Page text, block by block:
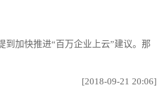
到加快推进“百万企业上云”建议。那
[2018-09-21 20:06]